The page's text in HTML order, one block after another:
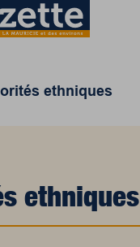
ethniques
ethniques